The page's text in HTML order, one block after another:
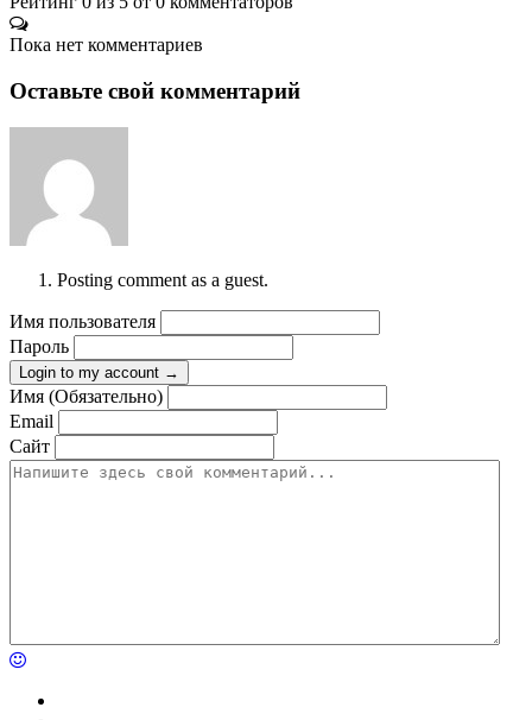
Пока нет комментариев
Оставьте свой комментарий
Posting comment as a guest.
Имя пользователя
Пароль
Login to my account →
Имя (Обязательно)
Email
Сайт